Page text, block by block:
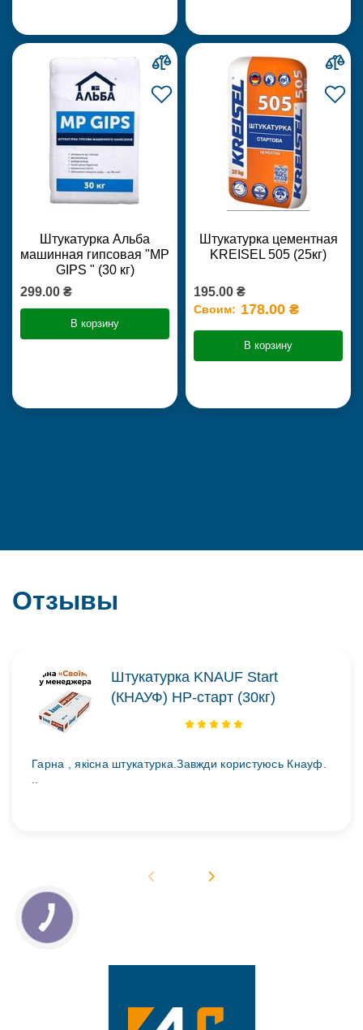
Штукатурка Альба
машинная гипсовая "MP
GIPS " (30 кг)
299.00 ₴
В корзину
Штукатурка цементная
KREISEL 505 (25кг)
195.00 ₴
Своим: 178.00 ₴
В корзину
Отзывы
Штукатурка KNAUF Start
(КНАУФ) НР-старт (30кг)
Гарна , якісна штукатурка.Завжди користуюсь Кнауф.
..